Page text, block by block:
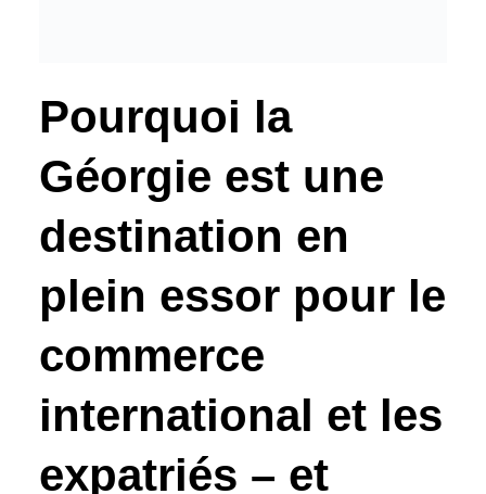
Pourquoi la
Géorgie est une
destination en
plein essor pour le
commerce
international et les
expatriés – et